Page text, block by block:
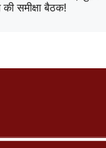
समीक्षा बैठक!